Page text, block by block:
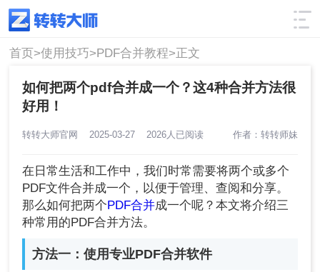
使用技巧 筛选
首页>使用技巧>PDF合并教程>正文
如何把两个pdf合并成一个？这4种合并方法很
好用！
转转大师官网 2025-03-27 2026人已阅读 作者：转转师妹
在日常生活和工作中，我们时常需要将两个或多个
PDF文件合并成一个，以便于管理、查阅和分享。
那么如何把两个 PDF合并成一个呢？本文将介绍三
种常用的PDF合并方法。
方法一：使用专业PDF合并软件